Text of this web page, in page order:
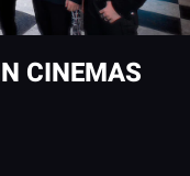
CINEMAS